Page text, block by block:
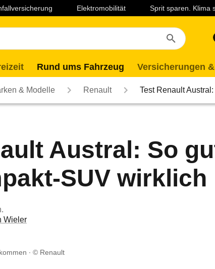
Elektromobilität Sprit sparen. Klima
Rund ums Fahrzeug Versicherungen
& Modelle Renault Test Renault
Austral: So
SUV wirklich
Wieler
© Renault